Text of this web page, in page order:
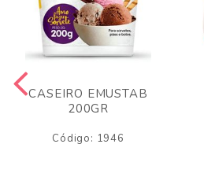
CASEIRO EMUSTAB
200GR
Código: 1946